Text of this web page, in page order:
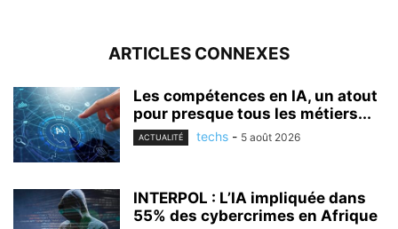
ARTICLES CONNEXES
Les compétences en IA, un atout
pour presque tous les métiers...
ACTUALITÉ techs - 5 août 2026
INTERPOL : L’IA impliquée dans
55% des cybercrimes en Afrique